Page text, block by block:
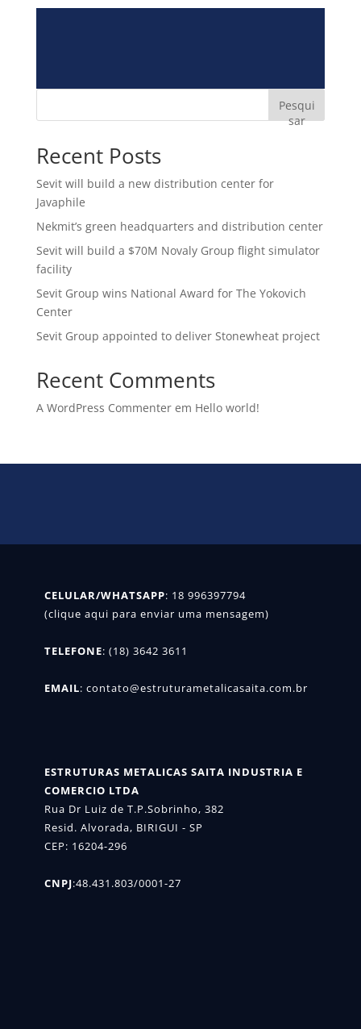
Pesqui
sar
Recent Posts
Sevit will build a new distribution center for
Javaphile
Nekmit’s green headquarters and distribution center
Sevit will build a $70M Novaly Group flight simulator
facility
Sevit Group wins National Award for The Yokovich
Center
Sevit Group appointed to deliver Stonewheat project
Recent Comments
A WordPress Commenterem Hello world!
CELULAR/WHATSAPP: 18 996397794
(clique aqui para enviar uma mensagem)
TELEFONE: (18) 3642 3611
EMAIL: contato@estruturametalicasaita.com.br
ESTRUTURAS METALICAS SAITA INDUSTRIA E
COMERCIO LTDA
Rua Dr Luiz de T.P.Sobrinho, 382
Resid. Alvorada, BIRIGUI - SP
CEP: 16204-296
CNPJ:48.431.803/0001-27